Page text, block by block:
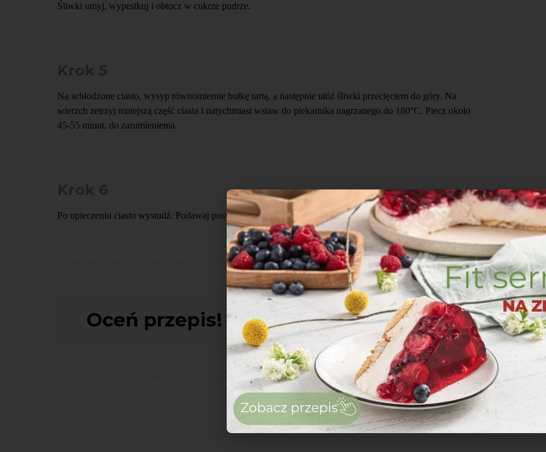
Śliwki umyj, wypestkuj i obtocz w cukrze pudrze.
Na schłodzone ciasto, wysyp równomiernie bułkę tartą, a następnie ułóż śliwki przecięciem do góry. Na
wierzch zetrzyj mniejszą część ciasta i natychmiast wstaw do piekarnika nagrzanego do 180°C. Piecz około
45-55 minut, do zarumienienia.
Po upieczeniu ciasto wystudź. Podawaj posypane cukrem pudrem.
Oceń przepis!